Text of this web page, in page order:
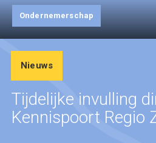
Ondernemerschap
Nieuws
Tijdelijke invulling
Kennispoort Regio